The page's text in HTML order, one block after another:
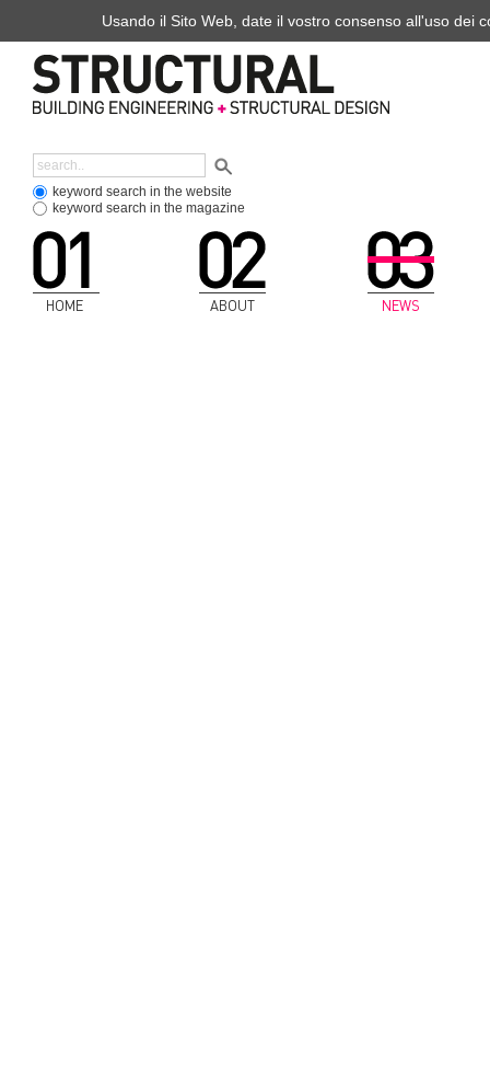
keyword search in the website
keyword search in the magazine
HOME ABOUT NEWS
Usando il Sito Web, date il vostro consenso all'uso